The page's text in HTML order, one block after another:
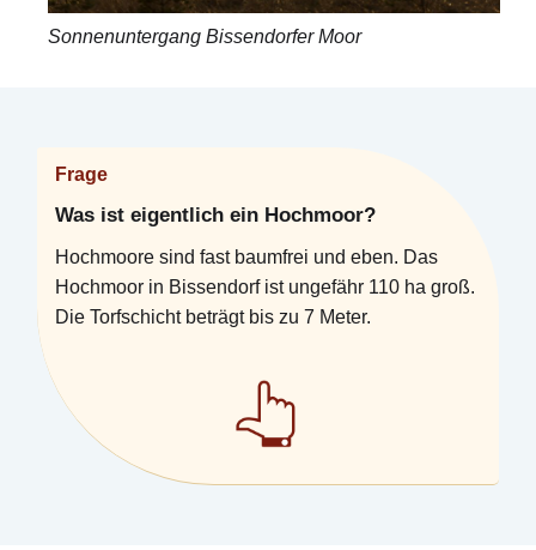
Sonnenuntergang Bissendorfer Moor
Frage
Was ist eigentlich ein Hochmoor?
Hochmoore sind fast baumfrei und eben. Das
Hochmoor in Bissendorf ist ungefähr 110 ha groß.
Die Torfschicht beträgt bis zu 7 Meter.